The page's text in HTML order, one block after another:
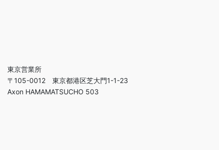
東京営業所
〒105-0012 東京都港区芝大門1-1-23
Axon HAMAMATSUCHO 503